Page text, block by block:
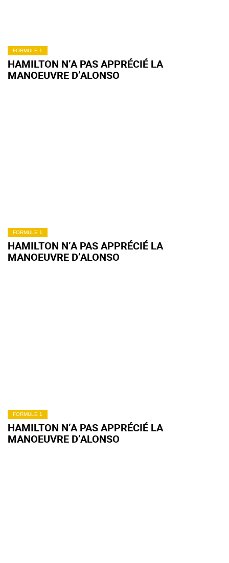
FORMULE 1
HAMILTON N’A PAS APPRÉCIÉ LA
MANOEUVRE D’ALONSO
FORMULE 1
HAMILTON N’A PAS APPRÉCIÉ LA
MANOEUVRE D’ALONSO
FORMULE 1
HAMILTON N’A PAS APPRÉCIÉ LA
MANOEUVRE D’ALONSO